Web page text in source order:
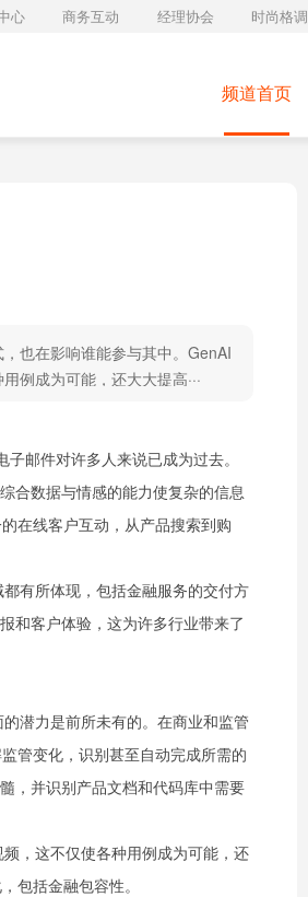
心 商务互动 经理协会 时尚格调
频道首页
也在影响谁能参与其中。GenAI
例成为可能，还大大提高···
邮件对许多人来说已成为过去。
合数据与情感的能力使复杂的信息
在线客户互动，从产品搜索到购
有所体现，包括金融服务的交付方
和客户体验，这为许多行业带来了
潜力是前所未有的。在商业和监管
管变化，识别甚至自动完成所需的
，并识别产品文档和代码库中需要
，这不仅使各种用例成为可能，还
包括金融包容性。